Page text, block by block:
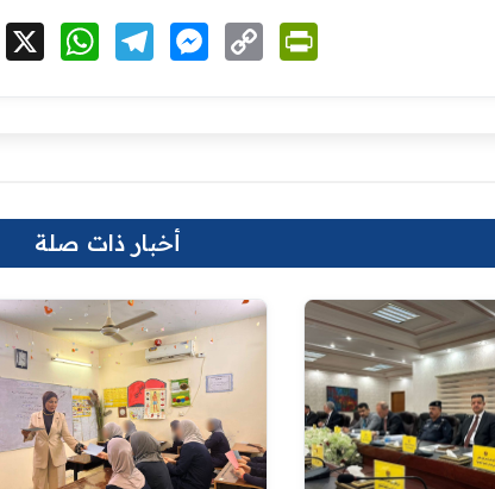
Facebook WhatsAppTelegramMessenger
Copy
Link
أخبار ذات صلة